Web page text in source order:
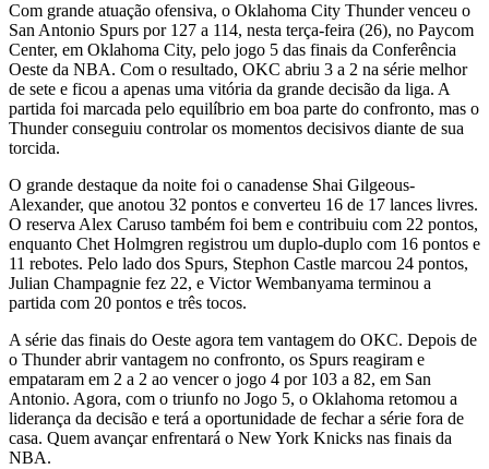
Com grande atuação ofensiva, o Oklahoma City Thundervenceu o
San Antonio Spurs por 127 a 114, nesta terça-feira (26), no Paycom
Center, em Oklahoma City, pelo jogo 5 das finais da Conferência
Oeste da NBA. Com o resultado, OKC abriu 3 a 2 na série melhor
de sete e ficou a apenas uma vitória da grande decisão da liga. A
partida foi marcada pelo equilíbrio em boa parte do confronto, mas o
Thunder conseguiu controlar os momentos decisivos diante de sua
torcida.
O grande destaque da noite foi o canadense Shai Gilgeous-
Alexander, que anotou 32 pontos e converteu 16 de 17 lances livres.
O reserva Alex Caruso também foi bem e contribuiu com 22 pontos,
enquanto Chet Holmgren registrou um duplo-duplo com 16 pontos e
11 rebotes. Pelo lado dos Spurs, Stephon Castle marcou 24 pontos,
Julian Champagnie fez 22, e Victor Wembanyama terminou a
partida com 20 pontos e três tocos.
A série das finais do Oeste agora tem vantagem do OKC. Depois de
o Thunder abrir vantagem no confronto, os Spurs reagiram e
empataram em 2 a 2 ao vencer o jogo 4 por 103 a 82, em San
Antonio. Agora, com o triunfo no Jogo 5, o Oklahoma retomou a
liderança da decisão e terá a oportunidade de fechar a série fora de
casa. Quem avançar enfrentará o New York Knicks nas finais da
NBA.